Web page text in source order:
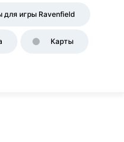
для игры Ravenfield
Карты